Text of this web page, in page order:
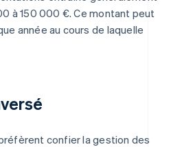
à 150 000 €. Ce montant peut
année au cours de laquelle
confier la gestion des